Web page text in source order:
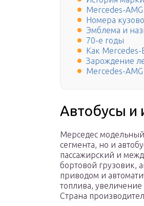
Mercedes-AMG
Номера
Эмблема и
70-е годы
Как
Зарождение
Mercedes-AMG
Автобусы и
Мерседес
сегмента, но и
пассажирский и
бортовой грузовик,
приводом и
топлива,
Страна